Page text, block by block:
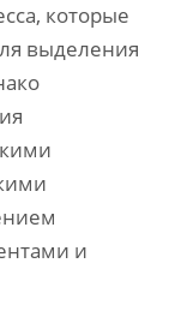
которые
выделения
и